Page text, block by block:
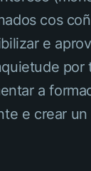
cos
e
por
a
e crear